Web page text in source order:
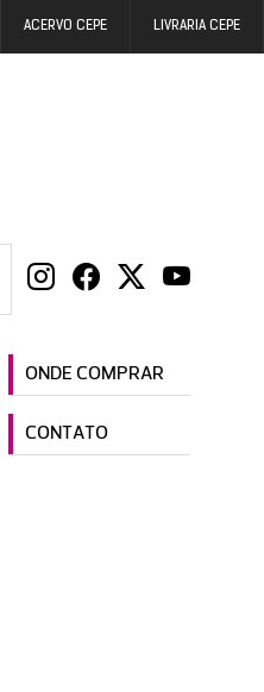
ACERVO CEPE LIVRARIA CEPE
ONDE COMPRAR
CONTATO